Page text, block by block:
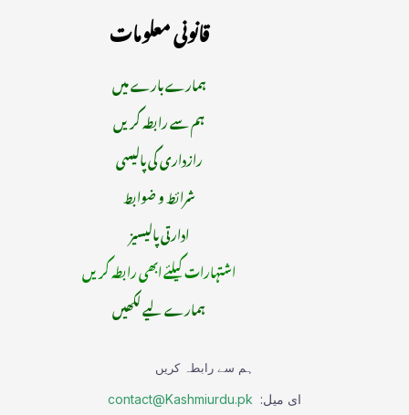
قانونی معلومات
ہمارے بارے میں
ہم سے رابطہ کریں
رازداری کی پالیسی
شرائط و ضوابط
ادارتی پالیسیز
اشتہارات کیلئے ابھی رابطہ کریں
ہمارے لیے لکھیں
ہم سے رابطہ کریں
ای میل: contact@Kashmiurdu.pk